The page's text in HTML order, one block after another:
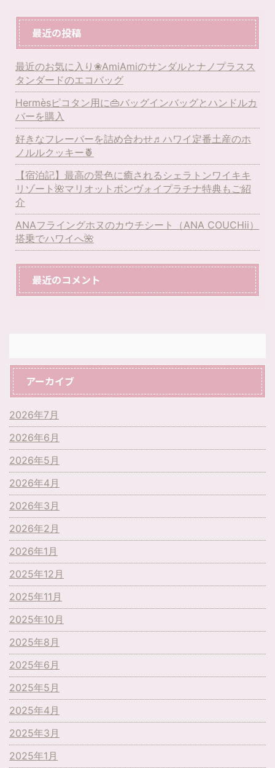
最近の投稿
最近のお気に入り❀AmiAmiのサンダルとナノプラスス
タンダードのエコバッグ
Hermèsピコタン用に👜バッグインバッグとハンドルカ
バーを購入
好きなフレーバーを詰め合わせ♬ハワイ定番土産のホ
ノルルクッキー🍍
【宿泊記】最高の景色に癒されるシェラトンワイキキ
リゾート🌺マリオットボンヴォイプラチナ特典もご紹
介
ANAフライングホヌのカウチシート（ANA COUCHii）
搭乗でハワイへ🌺
最近のコメント
アーカイブ
2026年7月
2026年6月
2026年5月
2026年4月
2026年3月
2026年2月
2026年1月
2025年12月
2025年11月
2025年10月
2025年8月
2025年6月
2025年5月
2025年4月
2025年3月
2025年1月